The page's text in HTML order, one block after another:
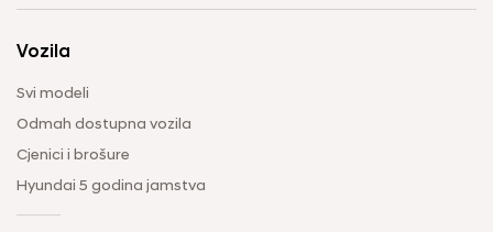
Vozila
Svi modeli
Odmah dostupna vozila
Cjenici i brošure
Hyundai 5 godina jamstva